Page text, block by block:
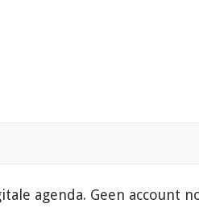
agenda. Geen account